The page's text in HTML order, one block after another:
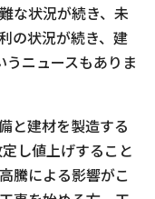
な状況が続き、未
の状況が続き、建
ニュースもありま
と建材を製造する
し値上げすること
騰による影響がこ